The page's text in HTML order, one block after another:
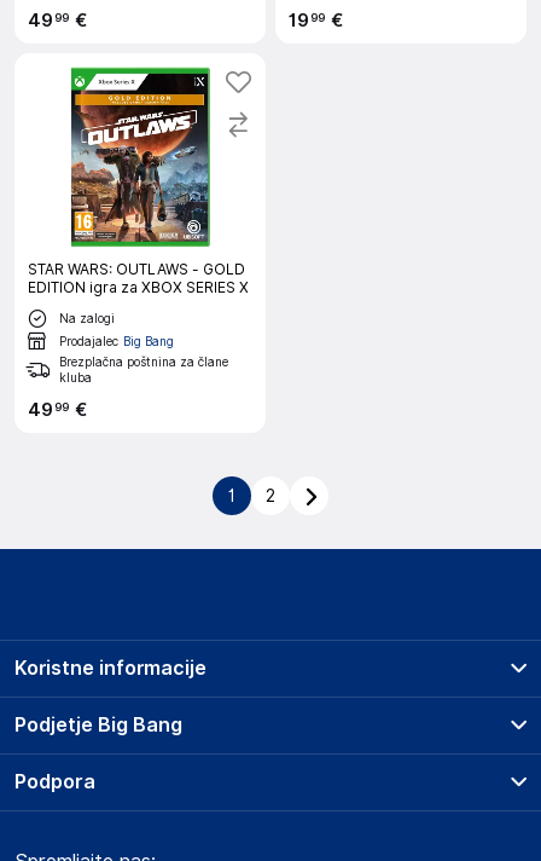
4999 € 1999 €
STAR WARS: OUTLAWS - GOLD
EDITION igra za XBOX SERIES X
Na zalogi
Prodajalec Big Bang
Brezplačna poštnina za člane
kluba
4999 €
1 2
Podjetje Big Bang
O podjetju
Koristne informacije
Prodajna mesta
Storitve
Dostava, vnos in odvoz
Načini plačila
Podpora